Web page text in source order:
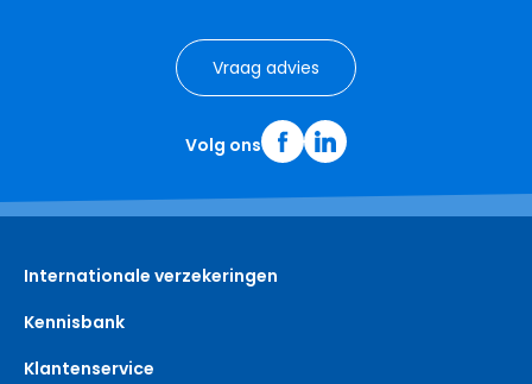
Vraag advies
Volg ons
Internationale verzekeringen
Kennisbank
Klantenservice